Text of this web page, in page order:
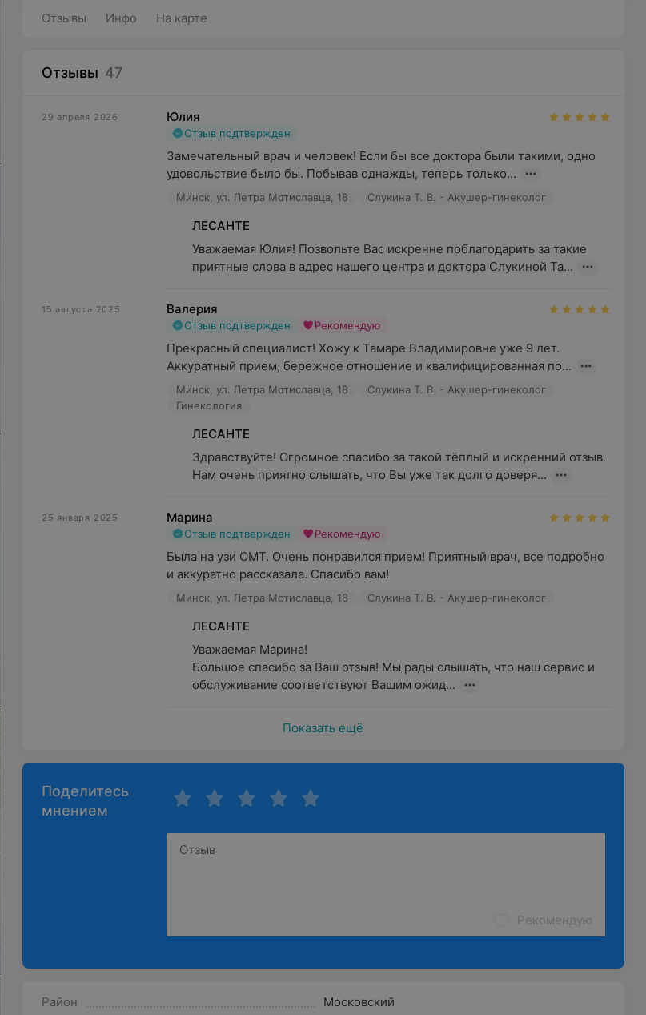
Отзывы Инфо На карте
Отзывы 47
29 апреля 2026 Юлия
Отзыв подтвержден
Замечательный врач и человек! Если бы все доктора были такими, одно
удовольствие было бы. Побывав однажды, теперь только...
Минск, ул. Петра Мстиславца, 18 Слукина Т. В. - Акушер-гинеколог
ЛЕСАНТЕ
Уважаемая Юлия! Позвольте Вас искренне поблагодарить за такие
приятные слова в адрес нашего центра и доктора Слукиной Та...
15 августа 2025 Валерия
Отзыв подтвержден Рекомендую
Прекрасный специалист! Хожу к Тамаре Владимировне уже 9 лет.
Аккуратный прием, бережное отношение и квалифицированная по...
Минск, ул. Петра Мстиславца, 18
Слукина Т. В. - Акушер-гинеколог
Гинекология
ЛЕСАНТЕ
Здравствуйте! Огромное спасибо за такой тёплый и искренний отзыв.
Нам очень приятно слышать, что Вы уже так долго доверя...
25 января 2025 Марина
Отзыв подтвержден Рекомендую
Была на узи ОМТ. Очень понравился прием! Приятный врач, все подробно
и аккуратно рассказала. Спасибо вам!
Минск, ул. Петра Мстиславца, 18 Слукина Т. В. - Акушер-гинеколог
ЛЕСАНТЕ
Уважаемая Марина!
Большое спасибо за Ваш отзыв! Мы рады слышать, что наш сервис и
обслуживание соответствуют Вашим ожид...
Показать ещё
Поделитесь
мнением
Рекомендую
Район
Московский